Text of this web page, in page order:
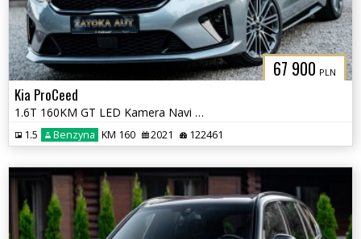
67 900 PLN
Kia ProCeed
1.6T 160KM GT LED Kamera Navi Grz. Fot. Lane Ass. ACC PDC JBL
1.5 Benzyna KM 160 2021 122461